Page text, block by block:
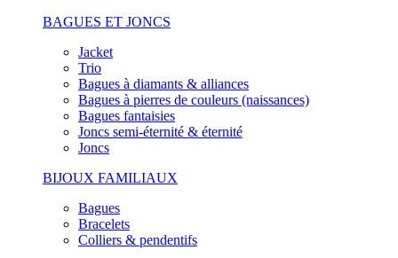
BAGUES ET JONCS
Jacket
Trio
Bagues à diamants & alliances
Bagues à pierres de couleurs (naissances)
Bagues fantaisies
Joncs semi-éternité & éternité
Joncs
BIJOUX FAMILIAUX
Bagues
Bracelets
Colliers & pendentifs